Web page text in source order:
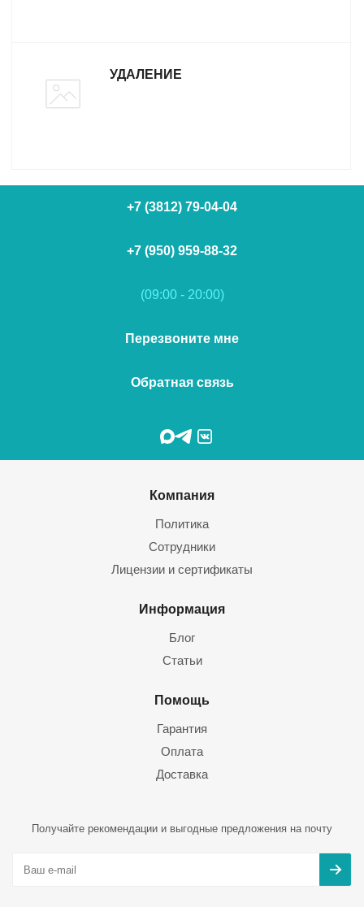
УДАЛЕНИЕ
+7 (3812) 79-04-04
+7 (950) 959-88-32
(09:00 - 20:00)
Перезвоните мне
Обратная связь
Компания
Политика
Сотрудники
Лицензии и сертификаты
Информация
Блог
Статьи
Помощь
Гарантия
Оплата
Доставка
Получайте рекомендации и выгодные предложения на почту